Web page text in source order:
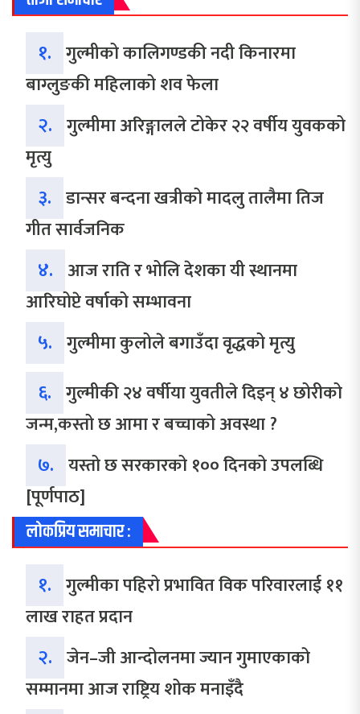
१. गुल्मीको कालिगण्डकी नदी किनारमा
बाग्लुङकी महिलाको शव फेला
२. गुल्मीमा अरिङ्गालले टोकेर २२ वर्षीय युवकको
मृत्यु
३. डान्सर बन्दना खत्रीको मादलु तालैमा तिज
गीत सार्वजनिक
४. आज राति र भोलि देशका यी स्थानमा
आरिघोप्टे वर्षाको सम्भावना
५. गुल्मीमा कुलोले बगाउँदा वृद्धको मृत्यु
६. गुल्मीकी २४ वर्षीया युवतीले दिइन् ४ छोरीको
जन्म,कस्तो छ आमा र बच्चाको अवस्था ?
७. यस्तो छ सरकारको १०० दिनको उपलब्धि
[पूर्णपाठ]
लोकप्रिय समाचार :
१. गुल्मीका पहिरो प्रभावित विक परिवारलाई ११
लाख राहत प्रदान
२. जेन–जी आन्दोलनमा ज्यान गुमाएकाको
सम्मानमा आज राष्ट्रिय शोक मनाइँदै